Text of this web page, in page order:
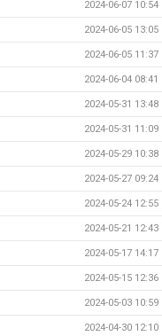
2024-06-07 10:54
2024-06-05 13:05
2024-06-05 11:37
2024-06-04 08:41
2024-05-31 13:48
2024-05-31 11:09
2024-05-29 10:38
2024-05-27 09:24
2024-05-24 12:55
2024-05-21 12:43
2024-05-17 14:17
2024-05-15 12:36
2024-05-03 10:59
2024-04-30 12:10